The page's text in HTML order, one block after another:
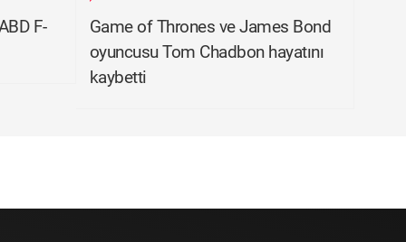
F-
Game of Thrones ve James Bond
oyuncusu Tom Chadbon hayatını
kaybetti